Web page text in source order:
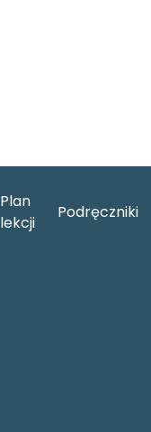
Plan
lekcji
Podręczniki